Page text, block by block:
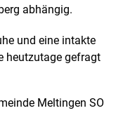
abhängig.
und eine intakte
heutzutage gefragt
Meltingen SO